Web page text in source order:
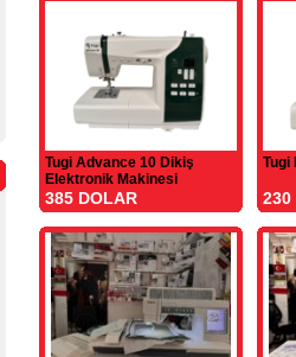
Tugi Advance 10 Dikiş
Elektronik Makinesi
385 DOLAR
Tugi
230